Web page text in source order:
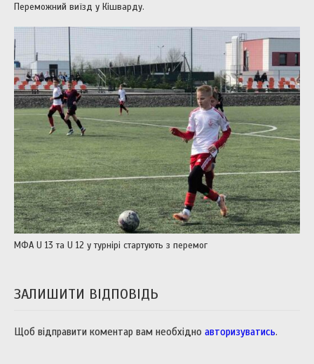
Переможний виїзд у Кішварду.
МФА U 13 та U 12 у турнірі стартують з перемог
ЗАЛИШИТИ ВІДПОВІДЬ
Щоб відправити коментар вам необхідно авторизуватись.